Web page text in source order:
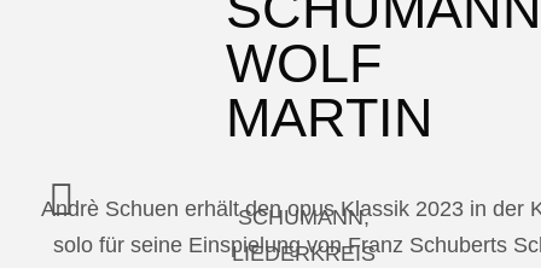
WOLF
MARTIN
SCHUMANN,
LIEDERKREIS
Andrè Schuen erhält den opus Klassik 2023 in der
solo für seine Einspielung von Franz Schuberts